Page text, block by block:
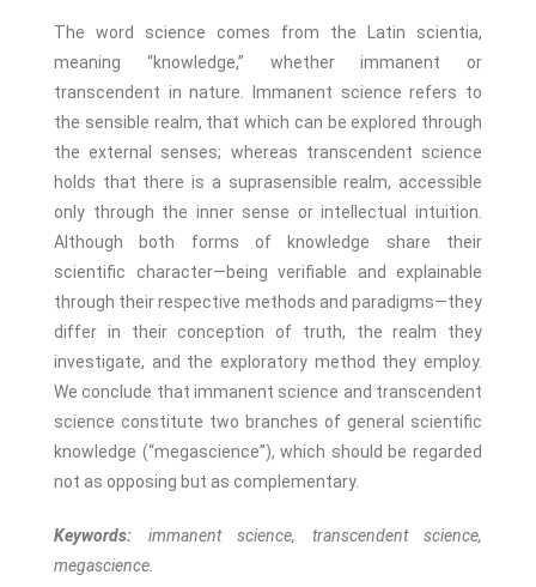
The word science comes from the Latin scientia,
meaning “knowledge,” whether immanent or
transcendent in nature. Immanent science refers to
the sensible realm, that which can be explored through
the external senses; whereas transcendent science
holds that there is a suprasensible realm, accessible
only through the inner sense or intellectual intuition.
Although both forms of knowledge share their
scientific character—being verifiable and explainable
through their respective methods and paradigms—they
differ in their conception of truth, the realm they
investigate, and the exploratory method they employ.
We conclude that immanent science and transcendent
science constitute two branches of general scientific
knowledge (“megascience”), which should be regarded
not as opposing but as complementary.
Keywords: immanent science, transcendent science,
megascience.